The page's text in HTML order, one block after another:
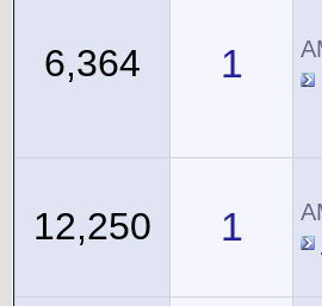
1
6,364
1
12,250